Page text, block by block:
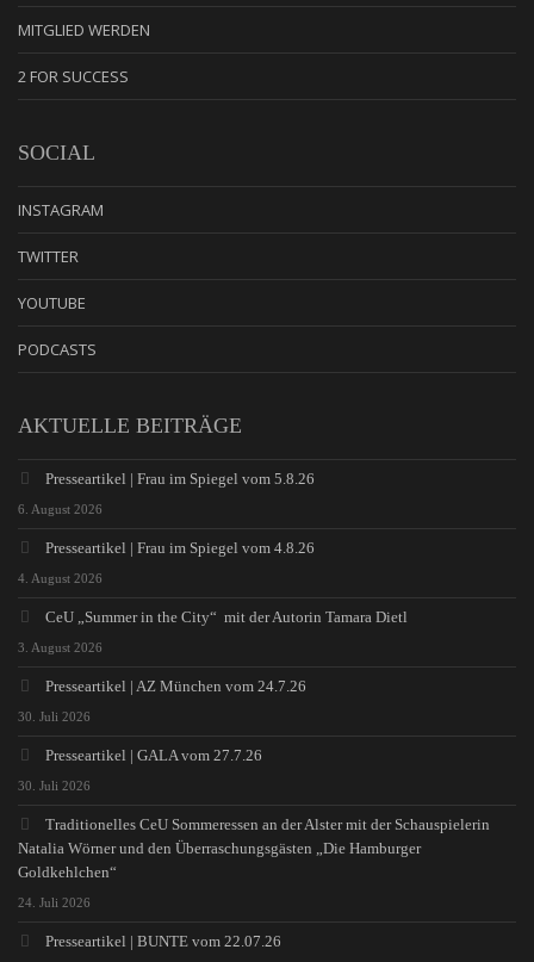
MITGLIED WERDEN
2 FOR SUCCESS
SOCIAL
INSTAGRAM
TWITTER
YOUTUBE
PODCASTS
AKTUELLE BEITRÄGE
Presseartikel | Frau im Spiegel vom 5.8.26
6. August 2026
Presseartikel | Frau im Spiegel vom 4.8.26
4. August 2026
CeU „Summer in the City“ mit der Autorin Tamara Dietl
3. August 2026
Presseartikel | AZ München vom 24.7.26
30. Juli 2026
Presseartikel | GALA vom 27.7.26
30. Juli 2026
Traditionelles CeU Sommeressen an der Alster mit der Schauspielerin
Natalia Wörner und den Überraschungsgästen „Die Hamburger
Goldkehlchen“
24. Juli 2026
Presseartikel | BUNTE vom 22.07.26